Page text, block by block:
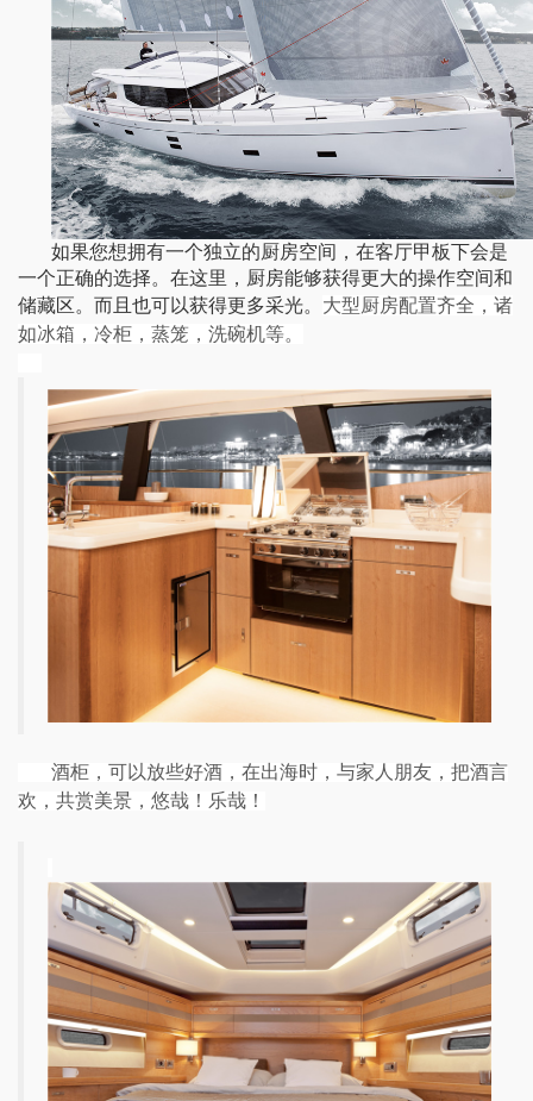
如果您想拥有一个独立的厨房空间， 在客厅甲板下会是
一个正确的选择。在这里，厨房能够获得更大的操作空间和
储藏区。而且 也可以获得更多采光。 大型厨房配置齐全，诸
如冰箱，冷柜，蒸笼，洗碗机等。
酒柜，可以放些好酒，在出海时，与家人朋友，把酒言
欢，共赏美景，悠哉！乐哉！